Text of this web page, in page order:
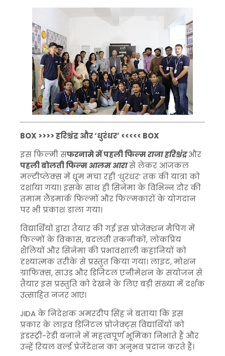
BOX >>>> हरिश्चंद्र और ‘धुरंधर’ <<<<< BOX
इस फिल्मी सफरनामे में पहली फिल्मराजा हरिश्चंद्रऔर
पहली बोलती फिल्मआलम आरासे लेकर आजकल
मल्टीप्लेक्स में धूम मचा रही ‘धुरंधर’ तक की यात्रा को
दर्शाया गया। इसके साथ ही सिनेमा के विभिन्न दौर की
तमाम लैंडमार्क फिल्मों और फिल्मकारों के योगदान
पर भी प्रकाश डाला गया।
विद्यार्थियों द्वारा तैयार की गई इस प्रोजेक्शन मैपिंग में
फिल्मों के विकास, बदलती तकनीकों, लोकप्रिय
शैलियों और सिनेमा की प्रभावशाली कहानियों को
दृश्यात्मक तरीके से प्रस्तुत किया गया। लाइट, मोशन
ग्राफिक्स, साउंड और डिजिटल एनीमेशन के संयोजन से
तैयार इस प्रस्तुति को देखने के लिए बड़ी संख्या में दर्शक
उत्साहित नजर आए।
JIDA के निदेशक अमरदीप सिंह ने बताया कि इस
प्रकार के लाइव डिजिटल प्रोजेक्ट्स विद्यार्थियों को
इंडस्ट्री-रेडी बनाने में महत्वपूर्ण भूमिका निभाते हैं और
उन्हें रियल वर्ल्ड प्रेजेंटेशन का अनुभव प्रदान करते हैं।